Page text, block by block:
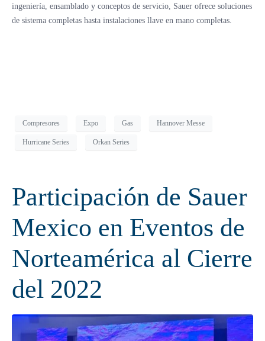
ingeniería, ensamblado y conceptos de servicio, Sauer ofrece soluciones
de sistema completas hasta instalaciones llave en mano completas.
Compresores Expo Gas Hannover Messe
Hurricane Series Orkan Series
Participación de Sauer
Mexico en Eventos de
Norteamérica al Cierre
del 2022